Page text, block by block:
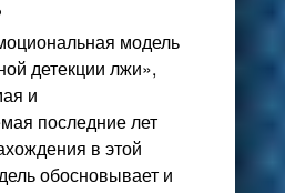
модель
детекции лжи»,
и
последние лет
в этой
обосновывает и